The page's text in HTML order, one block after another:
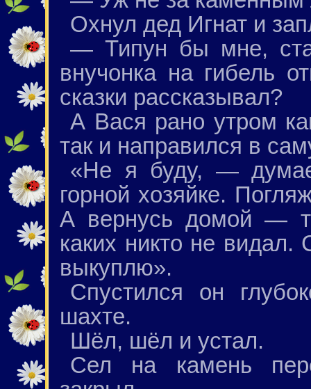
Охнул дед Игнат и
— Типун бы мне,
внучонка на гибель
сказки рассказывал?
А Вася рано утром
так и направился в
«Не я буду, —
горной хозяйке.
А вернусь домой —
каких никто не
выкуплю».
Спустился он
шахте.
Шёл, шёл и устал.
Сел на камень